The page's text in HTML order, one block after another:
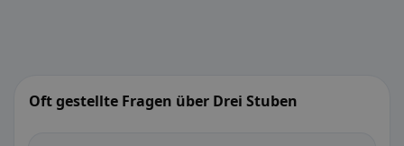
Oft gestellte Fragen über Drei Stuben